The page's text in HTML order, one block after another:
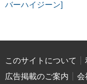
バーハイジーン]
このサイトについて
広告掲載のご案内
会